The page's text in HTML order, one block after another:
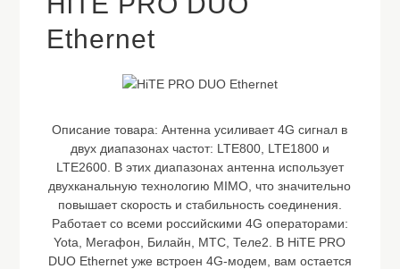
Ethernet
Описание товара:Антенна усиливает 4G сигнал в
двух диапазонах частот: LTE800, LTE1800 и
LTE2600. В этих диапазонах антенна использует
двухканальную технологию MIMO, что значительно
повышает скорость и стабильность соединения.
Работает со всеми российскими 4G операторами:
Yota, Мегафон, Билайн, МТС, Теле2. В HiTE PRO
DUO Ethernet уже встроен 4G-модем, вам остается